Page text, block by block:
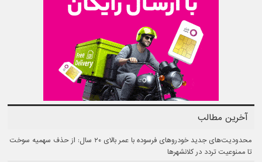
آخرین مطالب
محدودیت‌های جدید خودروهای فرسوده با عمر بالای ۲۰ سال: از حذف سهمیه سوخت
تا ممنوعیت تردد در کلانشهرها